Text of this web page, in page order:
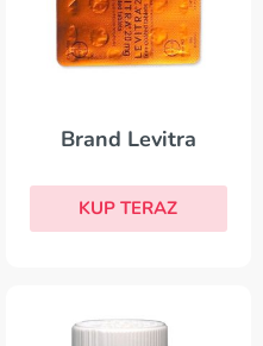
Brand Levitra
KUP TERAZ